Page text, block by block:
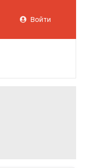
Войти